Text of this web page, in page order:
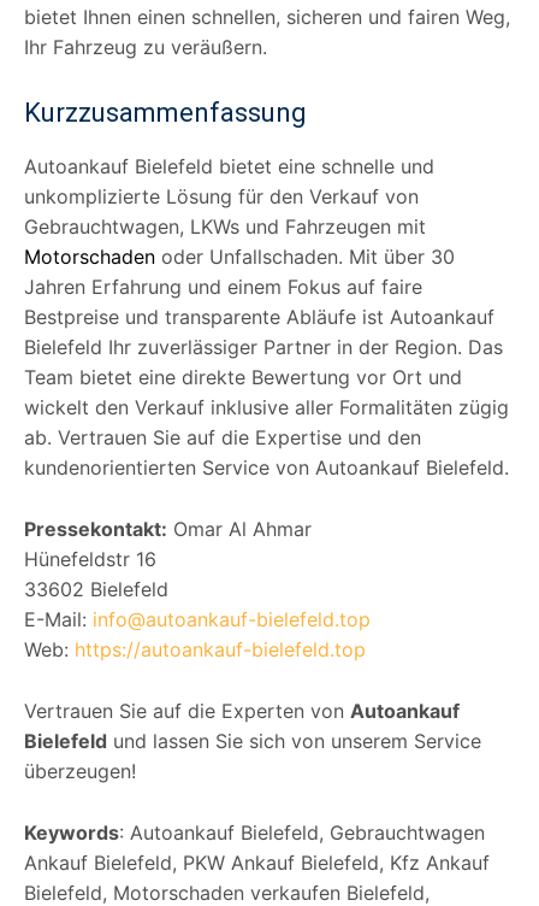
bietet Ihnen einen schnellen, sicheren und fairen Weg,
Ihr Fahrzeug zu veräußern.
Kurzzusammenfassung
Autoankauf Bielefeld bietet eine schnelle und
unkomplizierte Lösung für den Verkauf von
Gebrauchtwagen, LKWs und Fahrzeugen mit
Motorschaden oder Unfallschaden. Mit über 30
Jahren Erfahrung und einem Fokus auf faire
Bestpreise und transparente Abläufe ist Autoankauf
Bielefeld Ihr zuverlässiger Partner in der Region. Das
Team bietet eine direkte Bewertung vor Ort und
wickelt den Verkauf inklusive aller Formalitäten zügig
ab. Vertrauen Sie auf die Expertise und den
kundenorientierten Service von Autoankauf Bielefeld.
Pressekontakt: Omar Al Ahmar
Hünefeldstr 16
33602 Bielefeld
E-Mail: info@autoankauf-bielefeld.top
Web: https://autoankauf-bielefeld.top
Vertrauen Sie auf die Experten von Autoankauf
Bielefeld und lassen Sie sich von unserem Service
überzeugen!
Keywords: Autoankauf Bielefeld, Gebrauchtwagen
Ankauf Bielefeld, PKW Ankauf Bielefeld, Kfz Ankauf
Bielefeld, Motorschaden verkaufen Bielefeld,